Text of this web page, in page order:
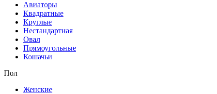
Авиаторы
Квадратные
Круглые
Нестандартная
Овал
Прямоугольные
Кошачьи
Пол
Женские